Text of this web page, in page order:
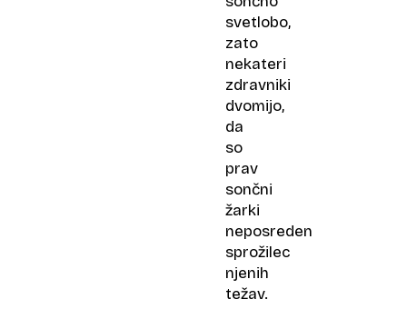
svetlobo,
zato
nekateri
zdravniki
dvomijo,
da
so
prav
sončni
žarki
neposreden
sprožilec
njenih
težav.